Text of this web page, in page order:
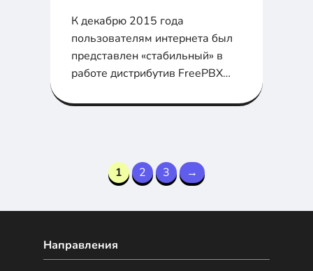
К декабрю 2015 года
пользователям интернета был
представлен «стабильный» в
работе дистрибутив FreePBX
был наконец-то принять
соответствии с требованиями
фреймворка Bootstrap
1 2 3 →
Направления